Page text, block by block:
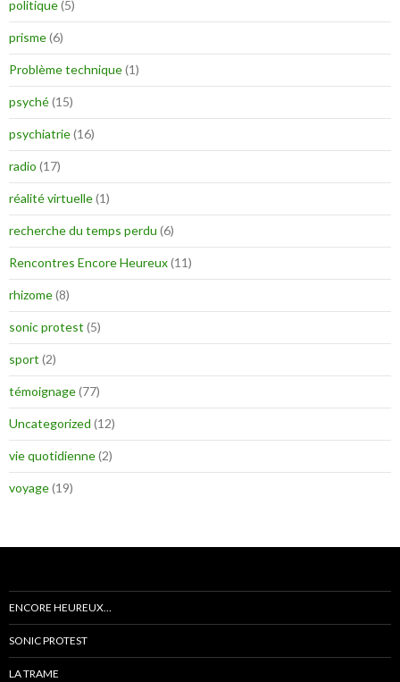
politique(5)
prisme(6)
Problème technique(1)
psyché(15)
psychiatrie(16)
radio (17)
réalité virtuelle(1)
recherche du temps perdu (6)
Rencontres Encore Heureux(11)
rhizome(8)
sonic protest (5)
sport (2)
témoignage(77)
Uncategorized (12)
vie quotidienne(2)
voyage(19)
ENCORE HEUREUX…
SONIC PROTEST
LA TRAME